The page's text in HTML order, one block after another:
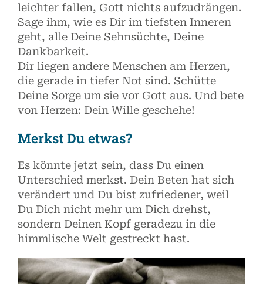
leichter fallen, Gott nichts aufzudrängen.
Sage ihm, wie es Dir im tiefsten Inneren
geht, alle Deine Sehnsüchte, Deine
Dankbarkeit.
Dir liegen andere Menschen am Herzen,
die gerade in tiefer Not sind. Schütte
Deine Sorge um sie vor Gott aus. Und bete
von Herzen: Dein Wille geschehe!
Merkst Du etwas?
Es könnte jetzt sein, dass Du einen
Unterschied merkst. Dein Beten hat sich
verändert und Du bist zufriedener, weil
Du Dich nicht mehr um Dich drehst,
sondern Deinen Kopf geradezu in die
himmlische Welt gestreckt hast.